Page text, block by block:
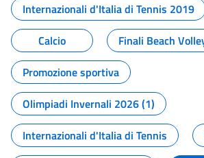
Internazionali d'Italia di Tennis 2019
Calcio
Finali Beach
Promozione sportiva
Olimpiadi Invernali 2026 (1)
Internazionali d'Italia di Tennis